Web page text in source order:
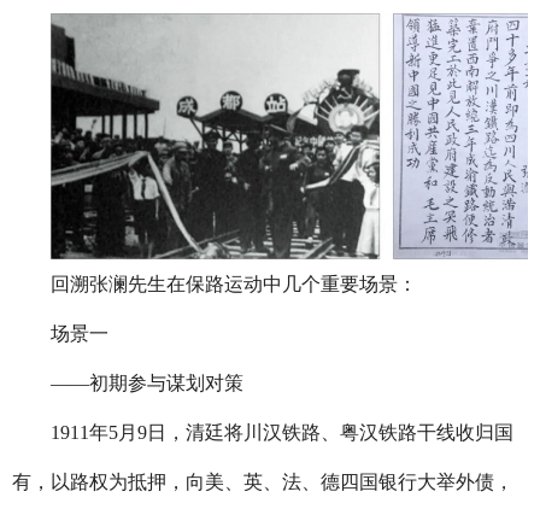
回溯张澜先生在保路运动中几个重要场景：
场景一
——初期参与谋划对策
1911年5月 9日，清廷将川汉铁路、粤汉铁路干线收归国
有，以路权为抵押，向美、英、法、德四国银行大举外债，